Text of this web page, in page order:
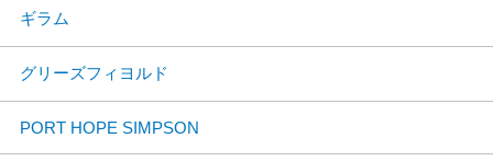
ギラム
グリーズフィヨルド
PORT HOPE SIMPSON